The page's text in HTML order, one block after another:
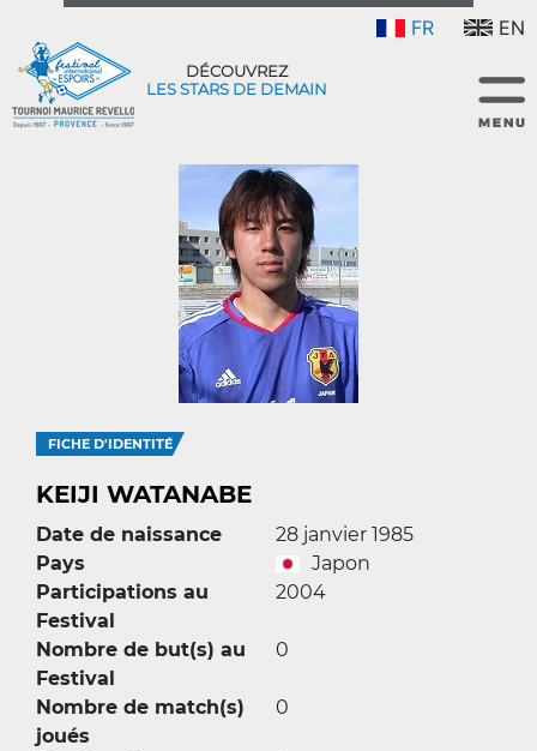
FR EN
DÉCOUVREZ
LES STARS DE DEMAIN
FICHE D'IDENTITÉ
KEIJI WATANABE
Date de naissance
28 janvier 1985
Pays
Japon
Participations au
Festival
2004
Nombre de but(s) au
Festival
0
Nombre de match(s)
joués
0